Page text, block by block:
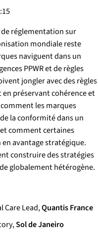
réglementation sur
mondiale reste
naviguent dans un
PPWR et de règles
jongler avec des règles
préservant cohérence et
les marques
la conformité dans un
comment certaines
avantage stratégique.
construire des stratégies
globalement hétérogène.
Care Lead,Quantis France
Sol de Janeiro